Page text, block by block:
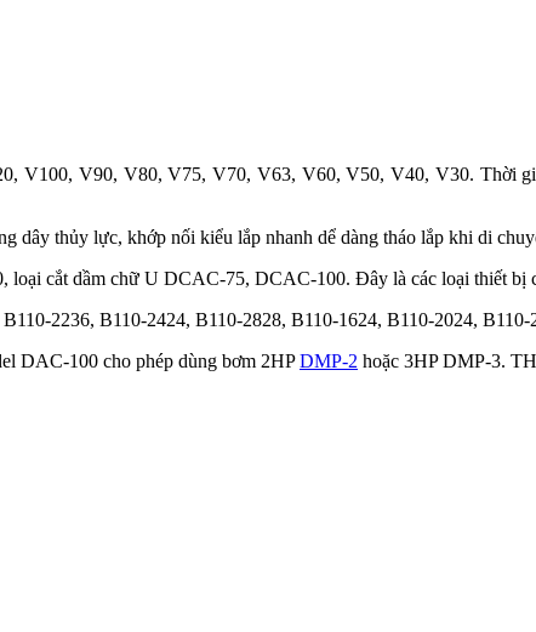
V100, V90, V80, V75, V70, V63, V60, V50, V40, V30. Thời
dây thủy lực, khớp nối kiểu lắp nhanh dể dàng tháo lắp khi di
loại cắt dầm chữ U DCAC-75, DCAC-100. Đây là các loại thiết bị
2236, B110-2424, B110-2828, B110-1624, B110-2024,
DAC-100 cho phép dùng bơm 2HPDMP-2 hoặc 3HP DMP-3.